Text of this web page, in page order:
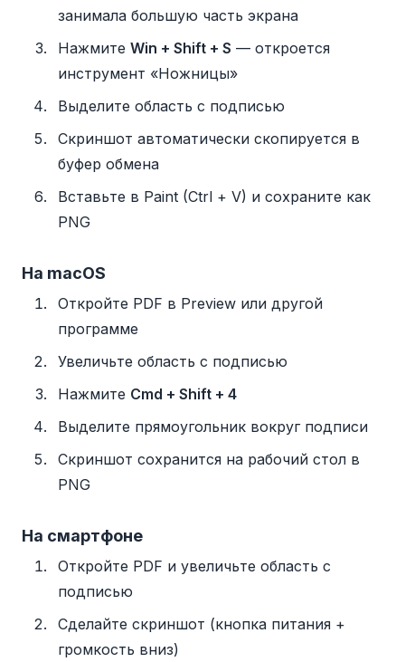
занимала большую часть экрана
Нажмите Win + Shift + S — откроется
инструмент «Ножницы»
Выделите область с подписью
Скриншот автоматически скопируется в
буфер обмена
Вставьте в Paint (Ctrl + V) и сохраните как
PNG
На macOS
Откройте PDF в Preview или другой
программе
Увеличьте область с подписью
Нажмите Cmd + Shift + 4
Выделите прямоугольник вокруг подписи
Скриншот сохранится на рабочий стол в
PNG
На смартфоне
Откройте PDF и увеличьте область с
подписью
Сделайте скриншот (кнопка питания +
громкость вниз)